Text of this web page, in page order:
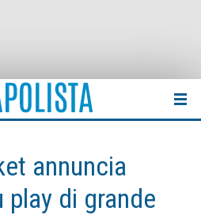
annuncia
play di grande